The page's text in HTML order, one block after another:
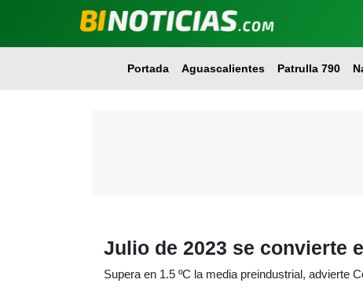
Portada Aguascalientes Patrulla 790
Julio de 2023 se convierte
Supera en 1.5 ºC la media preindustrial, advierte